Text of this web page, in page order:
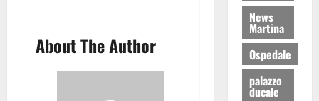
About The Author
News
Martina
Ospedale
palazzo
ducale